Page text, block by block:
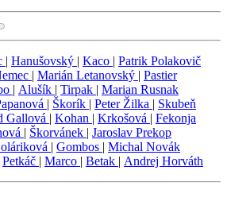
| Hanušovský | Kaco | Patrik Polakovič
| Marián Letanovský | Pastier
| Alušík | Tirpak | Marian Rusnak
| Škorík | Peter Žilka | Skubeň
Gallová | Kohan | Krkošová | Fekonja
| Škorvánek | Jaroslav Prekop
| Gombos | Michal Novák
Petkáč | Marco | Betak | Andrej Horváth